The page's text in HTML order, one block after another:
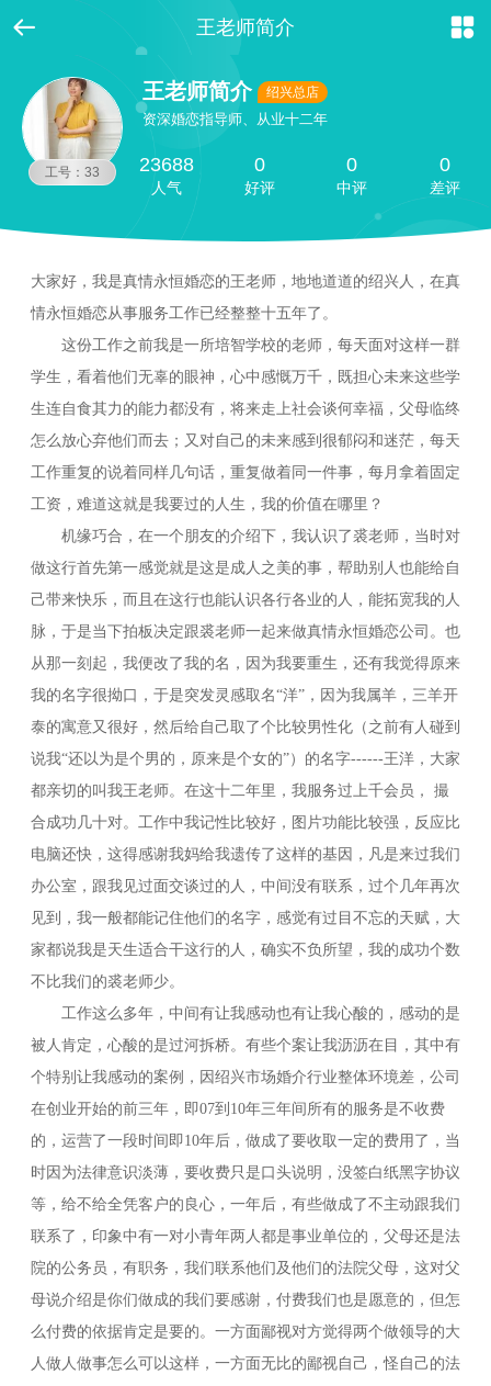
 王老师简介
工号：33
王老师简介 绍兴总店
资深婚恋指导师、从业十二年
23688
人气
0
好评
0
中评
0
差评
大家好，我是真情永恒婚恋的王老师，地地道道的绍兴人，在真
情永恒婚恋从事服务工作已经整整十五年了。
这份工作之前我是一所培智学校的老师，每天面对这样一群
学生，看着他们无辜的眼神，心中感慨万千，既担心未来这些学
生连自食其力的能力都没有，将来走上社会谈何幸福，父母临终
怎么放心弃他们而去；又对自己的未来感到很郁闷和迷茫，每天
工作重复的说着同样几句话，重复做着同一件事，每月拿着固定
工资，难道这就是我要过的人生，我的价值在哪里？
机缘巧合，在一个朋友的介绍下，我认识了裘老师，当时对
做这行首先第一感觉就是这是成人之美的事，帮助别人也能给自
己带来快乐，而且在这行也能认识各行各业的人，能拓宽我的人
脉，于是当下拍板决定跟裘老师一起来做真情永恒婚恋公司。也
从那一刻起，我便改了我的名，因为我要重生，还有我觉得原来
我的名字很拗口，于是突发灵感取名“洋”，因为我属羊，三羊开
泰的寓意又很好，然后给自己取了个比较男性化（之前有人碰到
说我“还以为是个男的，原来是个女的”）的名字------王洋，大家
都亲切的叫我王老师。在这十二年里，我服务过上千会员， 撮
合成功几十对。工作中我记性比较好，图片功能比较强，反应比
电脑还快，这得感谢我妈给我遗传了这样的基因，凡是来过我们
办公室，跟我见过面交谈过的人，中间没有联系，过个几年再次
见到，我一般都能记住他们的名字，感觉有过目不忘的天赋，大
家都说我是天生适合干这行的人，确实不负所望，我的成功个数
不比我们的裘老师少。
工作这么多年，中间有让我感动也有让我心酸的，感动的是
被人肯定，心酸的是过河拆桥。有些个案让我沥沥在目，其中有
个特别让我感动的案例，因绍兴市场婚介行业整体环境差，公司
在创业开始的前三年，即07到10年三年间所有的服务是不收费
的，运营了一段时间即10年后，做成了要收取一定的费用了，当
时因为法律意识淡薄，要收费只是口头说明，没签白纸黑字协议
等，给不给全凭客户的良心，一年后，有些做成了不主动跟我们
联系了，印象中有一对小青年两人都是事业单位的，父母还是法
院的公务员，有职务，我们联系他们及他们的法院父母，这对父
母说介绍是你们做成的我们要感谢，付费我们也是愿意的，但怎
么付费的依据肯定是要的。一方面鄙视对方觉得两个做领导的大
人做人做事怎么可以这样，一方面无比的鄙视自己，怪自己的法
